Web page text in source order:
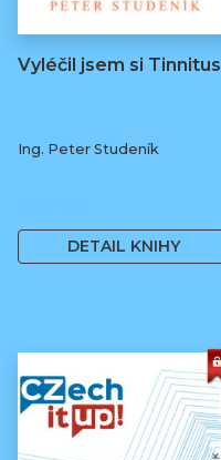
Vyléčil jsem si Tinnitus
Ing. Peter Studeník
DETAIL KNIHY